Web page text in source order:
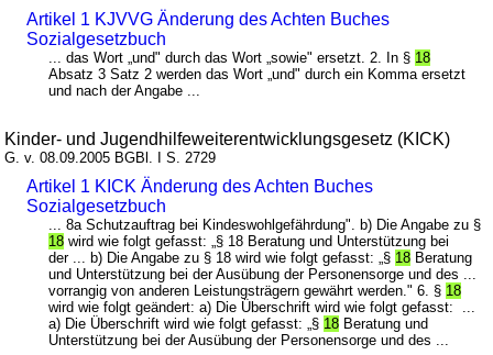
Artikel 1 KJVVG Änderung des Achten Buches
Sozialgesetzbuch
... das Wort „und" durch das Wort „sowie" ersetzt. 2. In § 18
Absatz 3 Satz 2 werden das Wort „und" durch ein Komma ersetzt
und nach der Angabe ...
Kinder- und Jugendhilfeweiterentwicklungsgesetz (KICK)
G. v. 08.09.2005 BGBl. I S. 2729
Artikel 1 KICK Änderung des Achten Buches
Sozialgesetzbuch
... 8a Schutzauftrag bei Kindeswohlgefährdung". b) Die Angabe zu §
18 wird wie folgt gefasst: „§ 18 Beratung und Unterstützung bei
der ... b) Die Angabe zu § 18 wird wie folgt gefasst: „§ 18 Beratung
und Unterstützung bei der Ausübung der Personensorge und des ...
vorrangig von anderen Leistungsträgern gewährt werden." 6. § 18
wird wie folgt geändert: a) Die Überschrift wird wie folgt gefasst: ...
a) Die Überschrift wird wie folgt gefasst: „§ 18 Beratung und
Unterstützung bei der Ausübung der Personensorge und des ...